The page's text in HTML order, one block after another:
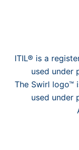
ITIL® is a
used under
The Swirl logo™
used under